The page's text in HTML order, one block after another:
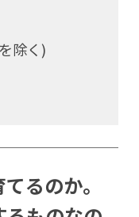
除く)
るのか。